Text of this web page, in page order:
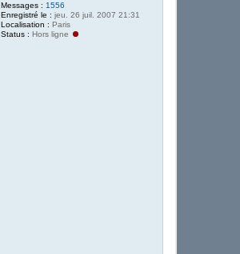
Messages : 1556
Enregistré le : jeu. 26 juil. 2007 21:31
Localisation : Paris
Status : Hors ligne